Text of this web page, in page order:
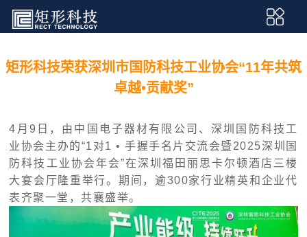
矩形科技荣获深圳市国防科技工业协会“11年共筑
卓越•贡献奖”
4月9日，由中国电子器材有限公司、深圳国防科技工
业协会主办的“1对1 • 手握手名片交流会暨2025深圳国
防科技工业协会年会”在深圳福田丽思卡尔顿酒店三楼
大宴会厅隆重举行。期间，逾300家行业精英和企业代
表齐聚一堂，共襄盛举。